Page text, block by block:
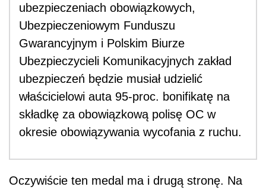
ubezpieczeniach obowiązkowych,
Ubezpieczeniowym Funduszu
Gwarancyjnym i Polskim Biurze
Ubezpieczycieli Komunikacyjnych zakład
ubezpieczeń będzie musiał udzielić
właścicielowi auta 95-proc. bonifikatę na
składkę za obowiązkową polisę OC w
okresie obowiązywania wycofania z ruchu.
Oczywiście ten medal ma i drugą stronę. Na